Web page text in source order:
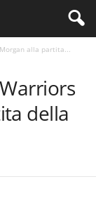
alla partita...
della